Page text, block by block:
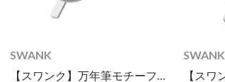
SWANK
SWANK